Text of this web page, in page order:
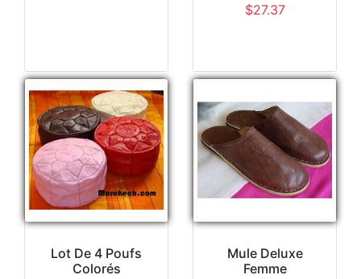
$27.37
Lot De 4 Poufs
Colorés
Mule Deluxe
Femme